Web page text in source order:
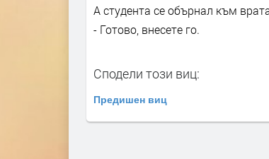
А студента се обърнал към
- Готово, внесете го.
Сподели този виц:
Предишен виц